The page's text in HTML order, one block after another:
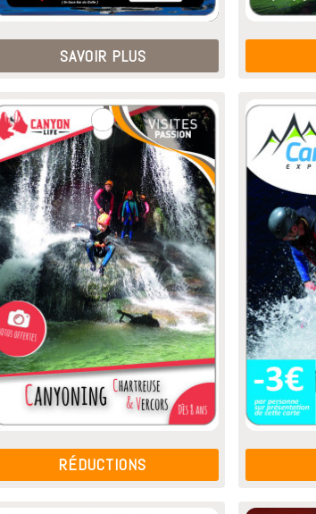
SAVOIR PLUS
RÉDUCTIONS